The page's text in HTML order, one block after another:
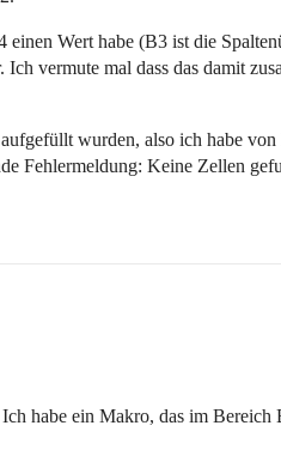
Wert habe (B3 ist die
vermute mal dass das damit
wurden, also ich habe
Fehlermeldung: Keine Zellen
habe ein Makro, das im Bereich